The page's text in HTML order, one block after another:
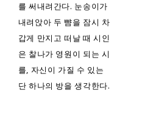
를 써내려간다. 눈송이가
내려앉아 두 뺨을 잠시 차
갑게 만지고 떠날 때 시인
은 찰나가 영원이 되는 시
를, 자신이 가질 수 있는
단 하나의 방을 생각한다.